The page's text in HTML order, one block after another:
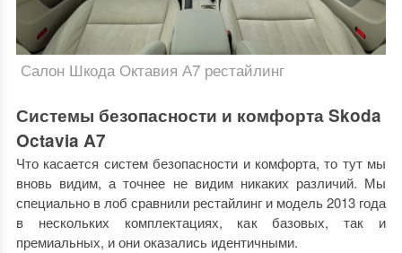
Салон Шкода Октавия А7 рестайлинг
Системы безопасности и комфорта Skoda
Octavia A7
Что касается систем безопасности и комфорта, то тут мы
вновь видим, а точнее не видим никаких различий. Мы
специально в лоб сравнили рестайлинг и модель 2013 года
в нескольких комплектациях, как базовых, так и
премиальных, и они оказались идентичными.